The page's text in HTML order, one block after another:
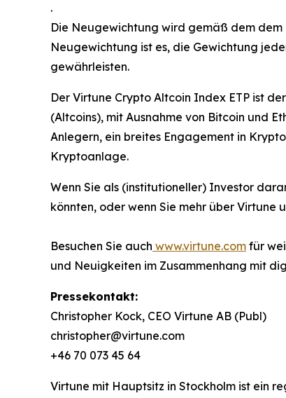
.
Die Neugewichtung wird gemäß dem
Neugewichtung ist es, die Gewichtung
gewährleisten.
Der Virtune Crypto Altcoin Index ETP ist
(Altcoins), mit Ausnahme von Bitcoin und
Anlegern, ein breites Engagement in
Kryptoanlage.
Wenn Sie als (institutioneller) Investor
könnten, oder wenn Sie mehr über Virtune
Besuchen Sie auch www.virtune.com für
und Neuigkeiten im Zusammenhang mit
Pressekontakt:
Christopher Kock, CEO Virtune AB (Publ)
christopher@virtune.com
+46 70 073 45 64
Virtune mit Hauptsitz in Stockholm ist ein